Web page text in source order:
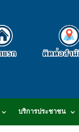
บริการประชาชน